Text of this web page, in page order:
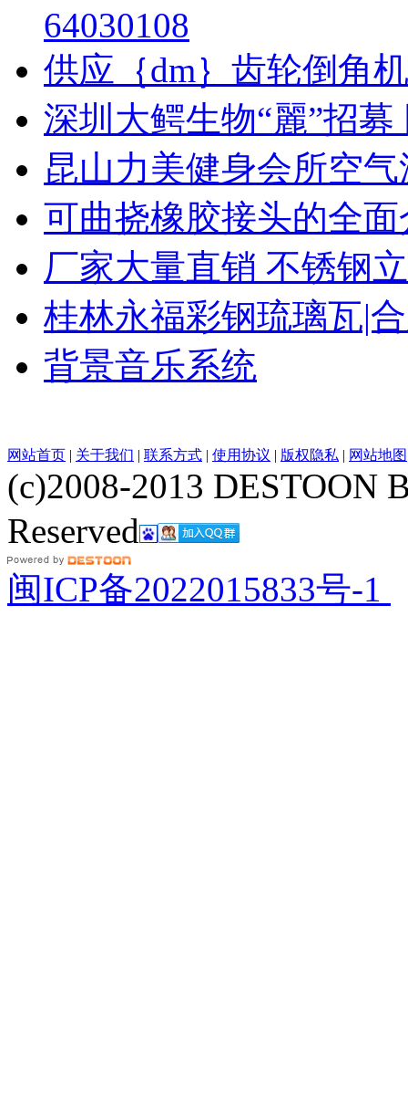
64030108
供应｛dm｝齿轮倒角
深圳大鳄生物“麗”招
昆山力美健身会所空
可曲挠橡胶接头的全
厂家大量直销 不锈钢
桂林永福彩钢琉璃瓦|
背景音乐系统
网站首页 | 关于我们 | 联系方式 | 使用协议 | 版权隐私 | 网站地图
(c)2008-2013 DESTOON
Reserved
闽ICP备2022015833号-1